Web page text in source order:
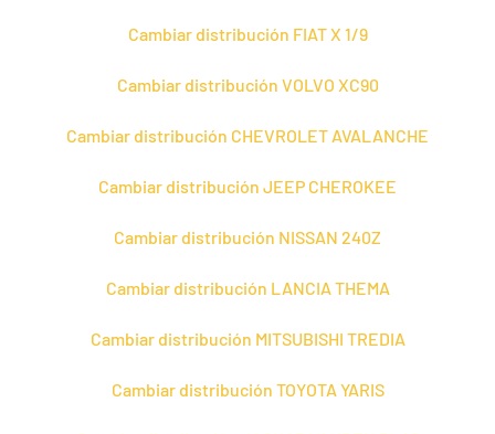
Cambiar distribución FIAT X 1/9
Cambiar distribución VOLVO XC90
Cambiar distribución CHEVROLET AVALANCHE
Cambiar distribución JEEP CHEROKEE
Cambiar distribución NISSAN 240Z
Cambiar distribución LANCIA THEMA
Cambiar distribución MITSUBISHI TREDIA
Cambiar distribución TOYOTA YARIS